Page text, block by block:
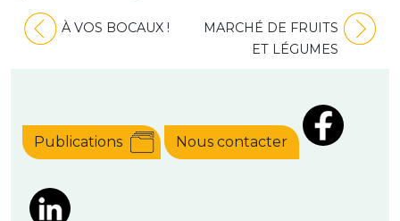
Navigation
de
À VOS BOCAUX !
MARCHÉ DE FRUITS
ET LÉGUMES
Publications Nous contacter